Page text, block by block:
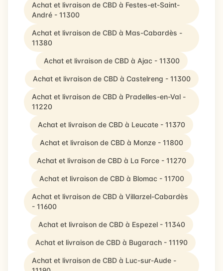
Achat et livraison de CBD à Festes-et-Saint-
André - 11300
Achat et livraison de CBD à Mas-Cabardès -
11380
Achat et livraison de CBD à Ajac - 11300
Achat et livraison de CBD à Castelreng - 11300
Achat et livraison de CBD à Pradelles-en-Val -
11220
Achat et livraison de CBD à Leucate - 11370
Achat et livraison de CBD à Monze - 11800
Achat et livraison de CBD à La Force - 11270
Achat et livraison de CBD à Blomac - 11700
Achat et livraison de CBD à Villarzel-Cabardès
- 11600
Achat et livraison de CBD à Espezel - 11340
Achat et livraison de CBD à Bugarach - 11190
Achat et livraison de CBD à Luc-sur-Aude -